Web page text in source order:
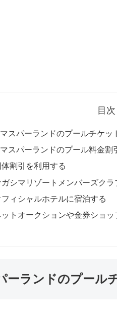
目次
スパーランドのプールチケッ
スパーランドのプール料金割
割引を利用する
シマリゾートメンバーズクラ
ィシャルホテルに宿泊する
トオークションや金券ショッ
ーランドのプール